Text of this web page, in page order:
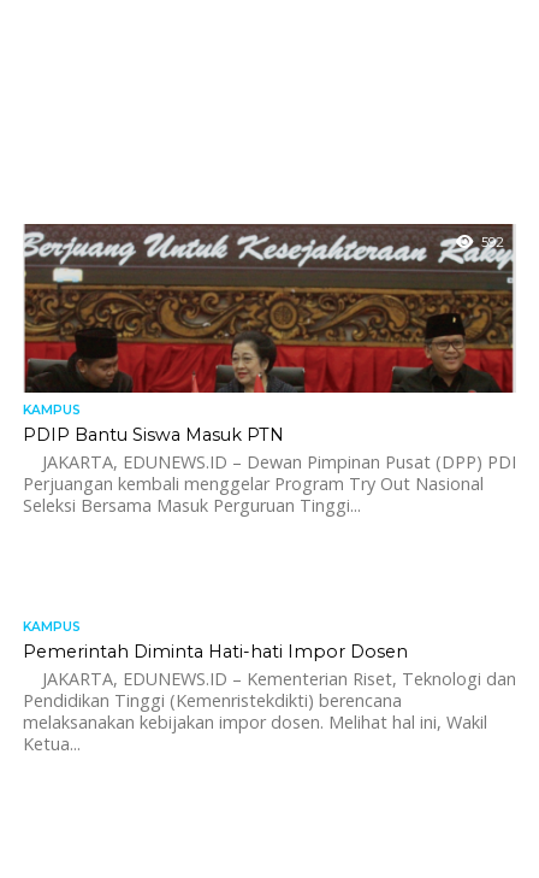
592
KAMPUS
PDIP Bantu Siswa Masuk PTN
JAKARTA, EDUNEWS.ID – Dewan Pimpinan Pusat (DPP) PDI
Perjuangan kembali menggelar Program Try Out Nasional
Seleksi Bersama Masuk Perguruan Tinggi...
KAMPUS
Pemerintah Diminta Hati-hati Impor Dosen
JAKARTA, EDUNEWS.ID – Kementerian Riset, Teknologi dan
Pendidikan Tinggi (Kemenristekdikti) berencana
melaksanakan kebijakan impor dosen. Melihat hal ini, Wakil
Ketua...